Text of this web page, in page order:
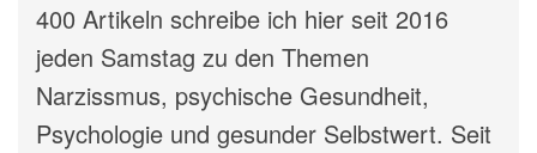
400 Artikeln schreibe ich hier seit 2016
jeden Samstag zu den Themen
Narzissmus, psychische Gesundheit,
Psychologie und gesunder Selbstwert. Seit